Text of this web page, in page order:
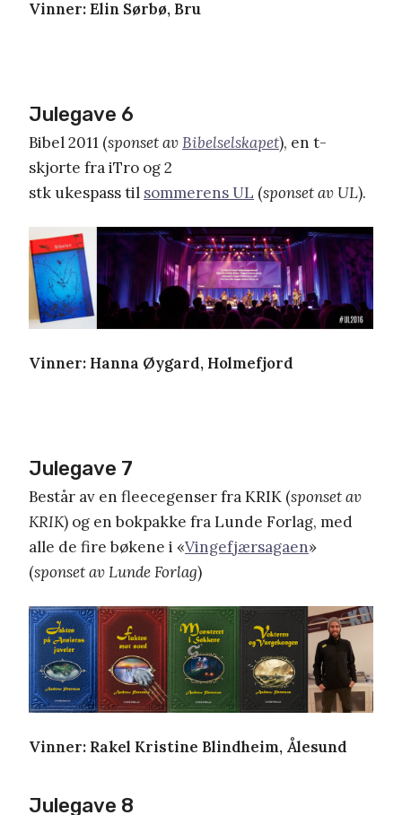
Vinner: Elin Sørbø, Bru
Julegave 6
Bibel 2011 (sponset avBibelselskapet), en t-
skjorte fra iTro og 2
stk ukespass til sommerens UL (sponset av UL).
Vinner: Hanna Øygard, Holmefjord
Julegave 7
Består av en fleecegenser fra KRIK (sponset av
KRIK) og en bokpakke fra Lunde Forlag, med
alle de fire bøkene i «Vingefjærsagaen»
(sponset av Lunde Forlag)
Vinner: Rakel Kristine Blindheim, Ålesund
Julegave 8